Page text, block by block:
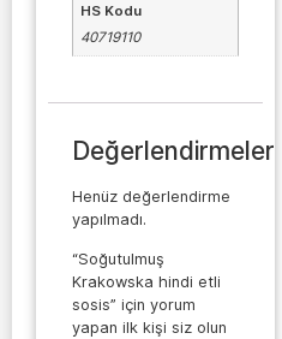
HS Kodu
40719110
Değerlendirmeler
Henüz değerlendirme
yapılmadı.
“Soğutulmuş
Krakowska hindi etli
sosis” için yorum
yapan ilk kişi siz olun